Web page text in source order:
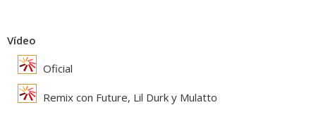
Vídeo
Oficial
Remix con Future, Lil Durk y Mulatto